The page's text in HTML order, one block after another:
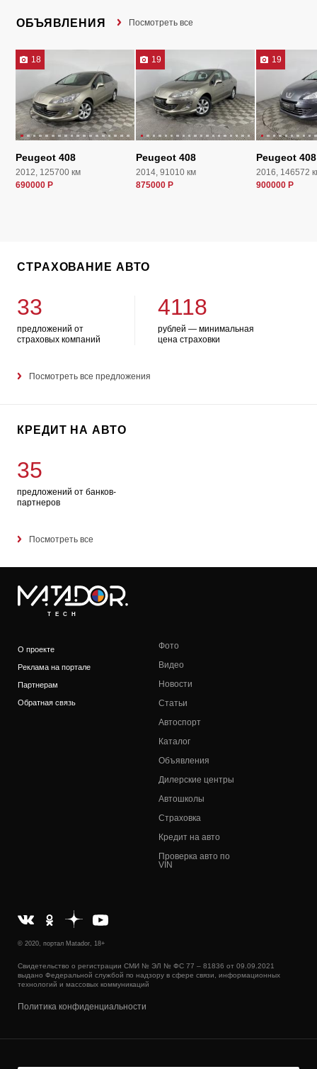
ОБЪЯВЛЕНИЯ Посмотреть все
18
Peugeot 408
2012, 125700 км
690000 Р
19
Peugeot 408
2014, 91010 км
875000 Р
19
Peugeot 408
2016, 146572
900000 Р
СТРАХОВАНИЕ АВТО
33
предложений от
страховых компаний
4118
рублей — минимальная
цена страховки
Посмотреть все предложения
КРЕДИТ НА АВТО
35
предложений от банков-
партнеров
Посмотреть все
TECH
О проекте
Реклама на портале
Партнерам
Обратная связь
Фото
Видео
Новости
Статьи
Автоспорт
Каталог
Объявления
Дилерские центры
Автошколы
Страховка
Кредит на авто
Проверка авто по
VIN
© 2020, портал Matador, 18+
Свидетельство о регистрации СМИ № ЭЛ № ФС 77 – 81836 от 09.09.2021
выдано Федеральной службой по надзору в сфере связи, информационных
технологий и массовых коммуникаций
Политика конфиденциальности